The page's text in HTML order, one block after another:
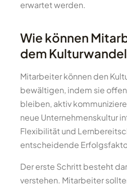
erwartet werden.
Wie können
dem
Mitarbeiter können den
bewältigen, indem sie
bleiben, aktiv
neue Unternehmenskultur
Flexibilität und
entscheidende
Der erste Schritt besteht
verstehen. Mitarbeiter